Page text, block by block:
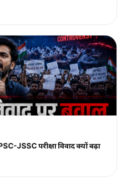
JSSC परीक्षा विवाद क्यों बढ़ा